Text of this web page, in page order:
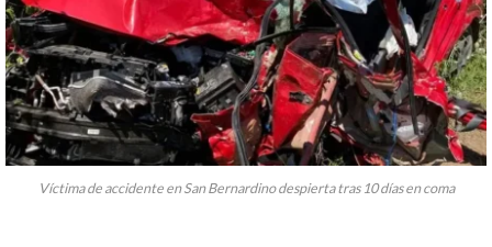
Víctima de accidente en San Bernardino despierta tras 10 días en coma